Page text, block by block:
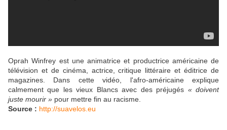
Oprah Winfrey est une animatrice et productrice américaine de
télévision et de cinéma, actrice, critique littéraire et éditrice de
magazines. Dans cette vidéo, l'afro-américaine explique
calmement que les vieux Blancs avec des préjugés « doivent
juste mourir » pour mettre fin au racisme.
Source : http://suavelos.eu